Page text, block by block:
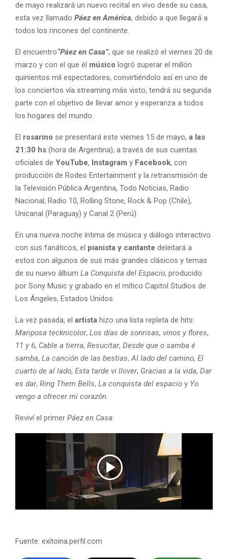
de mayo realizará un nuevo recital en vivo desde su casa,
esta vez llamado Páez en América, debido a que llegará a
todos los rincones del continente.
El encuentro“Páez en Casa”, que se realizó el viernes 20 de
marzo y con el que él músico logró superar el millón
quinientos mil espectadores, convirtiéndolo así en uno de
los conciertos vía streaming más visto, tendrá su segunda
parte con el objetivo de llevar amor y esperanza a todos
los hogares del mundo.
El rosarino se presentará este viernes 15 de mayo, a las
21:30 hs (hora de Argentina), a través de sus cuentas
oficiales de YouTube, Instagram y Facebook, con
producción de Rodeo Entertainment y la retransmisión de
la Televisión Pública Argentina, Todo Noticias, Radio
Nacional, Radio 10, Rolling Stone, Rock & Pop (Chile),
Unicanal (Paraguay) y Canal 2 (Perú).
En una nueva noche íntima de música y diálogo interactivo
con sus fanáticos, el pianista y cantante deleitará a
estos con algunos de sus más grandes clásicos y temas
de su nuevo álbum La Conquista del Espacio, producido
por Sony Music y grabado en el mítico Capitol Studios de
Los Ángeles, Estados Unidos.
La vez pasada, el artista hizo una lista repleta de hits:
Mariposa tecknicolor, Los días de sonrisas, vinos y flores,
11 y 6, Cable a tierra, Resucitar, Desde que o samba é
samba, La canción de las bestias,Al lado del camino, El
cuarto de al lado, Esta tarde vi llover, Gracias a la vida, Dar
es dar, Ring Them Bells, La conquista del espacio y Yo
vengo a ofrecer mi corazón.
Reviví el primer Páez en Casa:
Fuente: exitoina.perfil.com